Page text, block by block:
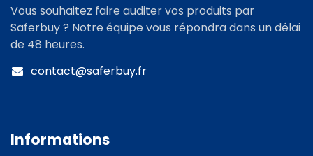
Vous souhaitez faire auditer vos produits par
Saferbuy ? Notre équipe vous répondra dans un délai
de 48 heures.
contact@saferbuy.fr
Informations